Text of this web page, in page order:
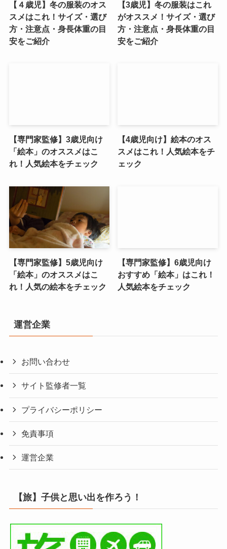
【４歳児】冬の服装のオス
スメはこれ！サイズ・選び
方・注意点・身長体重の目
安をご紹介
【3歳児】冬の服装はこれ
がオススメ！サイズ・選び
方・注意点・身長体重の目
安をご紹介
【専門家監修】3歳児向け
「絵本」のオススメはこ
れ！人気絵本をチェック
【4歳児向け】絵本のオス
スメはこれ！人気絵本をチ
ェック
【専門家監修】5歳児向け
「絵本」のオススメはこ
れ！人気の絵本をチェック
【専門家監修】6歳児向け
おすすめ「絵本」はこれ！
人気絵本をチェック
運営企業
お問い合わせ
サイト監修者一覧
プライバシーポリシー
免責事項
運営企業
【旅】子供と思い出を作ろう！